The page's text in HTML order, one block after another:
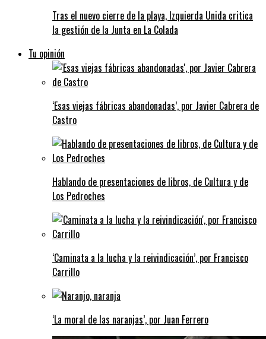
Tras el nuevo cierre de la playa, Izquierda Unida critica
la gestión de la Junta en La Colada
Tu opinión
‘Esas viejas fábricas abandonadas’, por Javier Cabrera de
Castro
Hablando de presentaciones de libros, de Cultura y de
Los Pedroches
‘Caminata a la lucha y la reivindicación’, por Francisco
Carrillo
‘La moral de las naranjas’, por Juan Ferrero